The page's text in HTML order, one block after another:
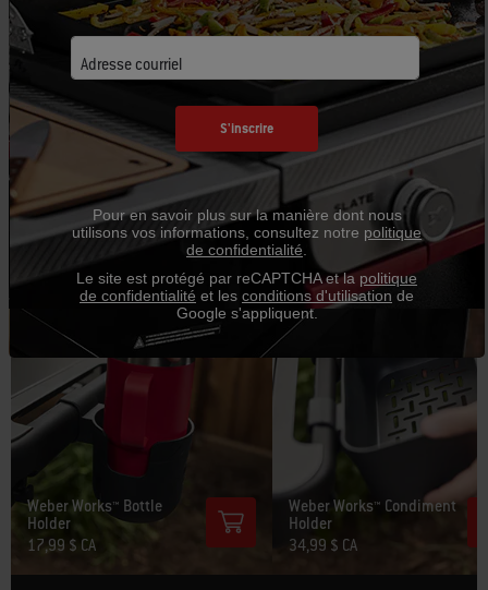
TABLE
Adaptez votre barbecue à votre style avec le système de
préparation, cuisson et rangement Weber Works et rendez
votre cuisine à l’extérieur pratique et amusante.
Weber Works™ Bottle
Holder
17,99 $ CA
Weber Works™ Condiment
Holder
34,99 $ CA
Adresse courriel
S'inscrire
Pour en savoir plus sur la manière dont nous
utilisons vos informations, consultez notre politique
de confidentialité
Le site est protégé par reCAPTCHA et la politique
de confidentialité et les conditions d'utilisation de
Google s'appliquent.